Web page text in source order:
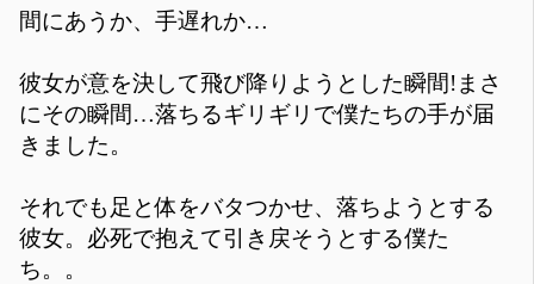
間にあうか、手遅れか…
彼女が意を決して飛び降りようとした瞬間!まさ
にその瞬間…落ちるギリギリで僕たちの手が届
きました。
それでも足と体をバタつかせ、落ちようとする
彼女。必死で抱えて引き戻そうとする僕た
ち。。